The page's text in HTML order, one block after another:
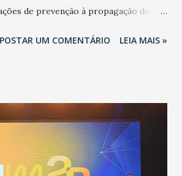
de prevenção à propagação do
do Estado na contenção da
e de cuidados com os ambientes
“Nós não estamos vivendo uma
temos em todos os anos, com
dengue, influenza ou H1N1. Trata-se
POSTAR UM COMENTÁRIO LEIA MAIS »